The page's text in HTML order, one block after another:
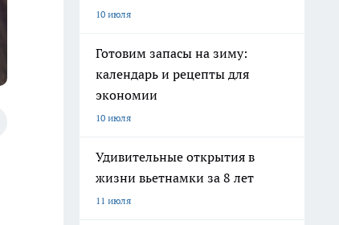
10 июля
Готовим запасы на зиму:
календарь и рецепты для
экономии
10 июля
Удивительные открытия в
жизни вьетнамки за 8 лет
11 июля